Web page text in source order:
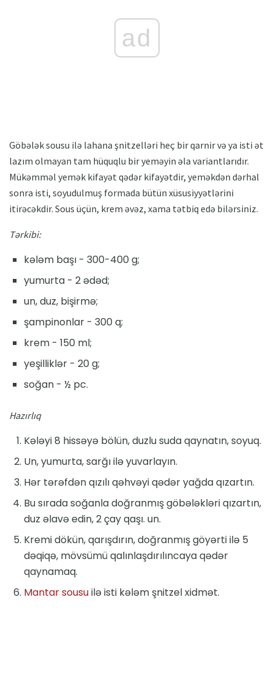
ad
Göbələk sousu ilə lahana şnitzelləri heç bir qarnir və ya isti ət
lazım olmayan tam hüquqlu bir yeməyin əla variantlarıdır.
Mükəmməl yemək kifayət qədər kifayətdir, yeməkdən dərhal
sonra isti, soyudulmuş formada bütün xüsusiyyətlərini
itirəcəkdir. Sous üçün, krem ​​əvəz, xama tətbiq edə bilərsiniz.
Tərkibi:
kələm başı - 300-400 g;
yumurta - 2 ədəd;
un, duz, bişirmə;
şampinonlar - 300 q;
krem - 150 ml;
yeşilliklər - 20 g;
soğan - ½ pc.
Hazırlıq
Kələyi 8 hissəyə bölün, duzlu suda qaynatın, soyuq.
Un, yumurta, sarğı ilə yuvarlayın.
Hər tərəfdən qızılı qəhvəyi qədər yağda qızartın.
Bu sırada soğanla doğranmış göbələkləri qızartın,
duz əlavə edin, 2 çay qaşı. un.
Kremi dökün, qarışdırın, doğranmış göyərti ilə 5
dəqiqə, mövsümü qalınlaşdırılıncaya qədər
qaynamaq.
Mantar sousuilə isti kələm şnitzel xidmət.